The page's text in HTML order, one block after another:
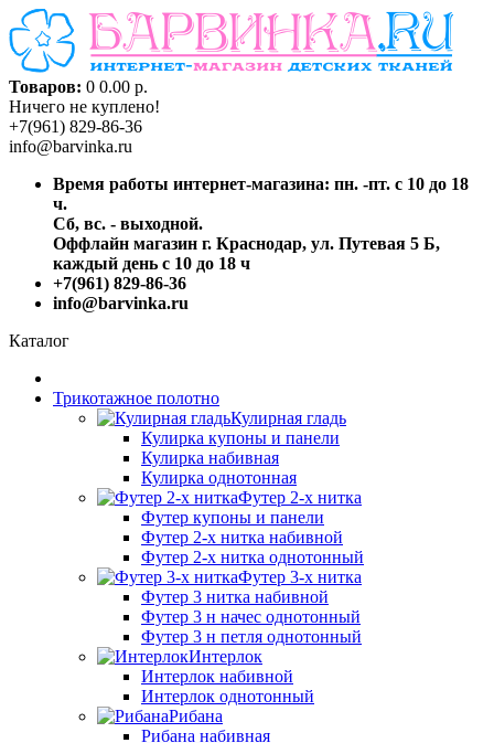
Товаров: 0 0.00 р.
Ничего не куплено!
+7(961) 829-86-36
info@barvinka.ru
Время работы интернет-магазина: пн. -пт. с 10 до 18
ч.
Сб, вс. - выходной.
Оффлайн магазин г. Краснодар, ул. Путевая 5 Б,
каждый день с 10 до 18 ч
+7(961) 829-86-36
info@barvinka.ru
Каталог
Трикотажное полотно
Кулирная гладь
Кулирка купоны и панели
Кулирка набивная
Кулирка однотонная
Футер 2-х нитка
Футер купоны и панели
Футер 2-х нитка набивной
Футер 2-х нитка однотонный
Футер 3-х нитка
Футер 3 нитка набивной
Футер 3 н начес однотонный
Футер 3 н петля однотонный
Интерлок
Интерлок набивной
Интерлок однотонный
Рибана
Рибана набивная